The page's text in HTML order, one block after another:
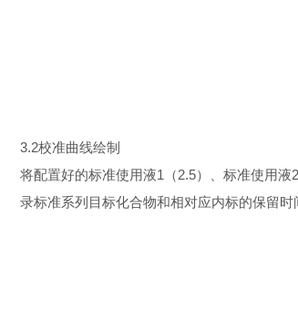
3.2校准曲线绘制
将配置好的标准使用液1（2.5）、标准使用
录标准系列目标化合物和相对应内标的保留时